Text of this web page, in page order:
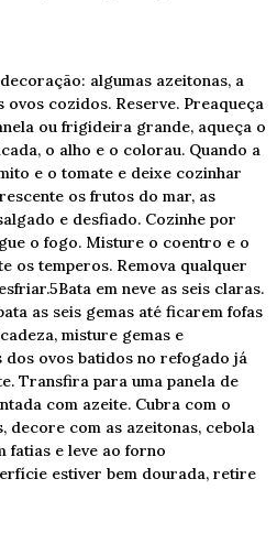
algumas azeitonas, a
cozidos. Reserve. Preaqueça
ou frigideira grande, aqueça o
o alho e o colorau. Quando a
e o tomate e deixe cozinhar
os frutos do mar, as
e desfiado. Cozinhe por
o fogo. Misture o coentro e o
os temperos. Remova qualquer
em neve as seis claras.
as seis gemas até ficarem fofas
misture gemas e
dos ovos batidos no refogado já
Transfira para uma panela de
com azeite. Cubra com o
decore com as azeitonas, cebola
fatias e leve ao forno
estiver bem dourada, retire